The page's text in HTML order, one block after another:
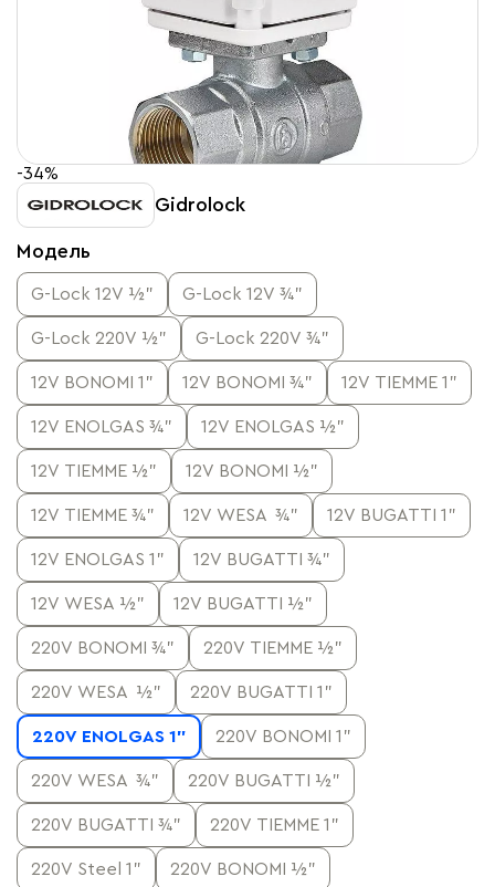
-34%
Gidrolock
Модель
G-Lock 12V ½” G-Lock 12V ¾”
G-Lock 220V ½" G-Lock 220V ¾”
12V BONOMI 1” 12V BONOMI ¾” 12V TIEMME 1”
12V ENOLGAS ¾” 12V ENOLGAS ½”
12V TIEMME ½” 12V BONOMI ½”
12V TIEMME ¾” 12V WESA ¾” 12V BUGATTI 1”
12V ENOLGAS 1” 12V BUGATTI ¾”
12V WESA ½” 12V BUGATTI ½”
220V BONOMI ¾” 220V TIEMME ½”
220V WESA ½” 220V BUGATTI 1”
220V ENOLGAS 1” 220V BONOMI 1"
220V WESA ¾” 220V BUGATTI ½”
220V BUGATTI ¾” 220V TIEMME 1”
220V Steel 1” 220V BONOMI ½”